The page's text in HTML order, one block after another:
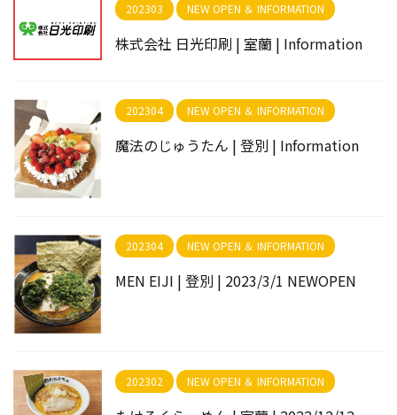
202303 NEW OPEN ＆ INFORMATION
株式会社 日光印刷 | 室蘭 | Information
202304 NEW OPEN ＆ INFORMATION
魔法のじゅうたん | 登別 | Information
202304 NEW OPEN ＆ INFORMATION
MEN EIJI | 登別 | 2023/3/1 NEWOPEN
202302 NEW OPEN ＆ INFORMATION